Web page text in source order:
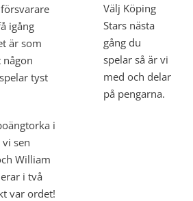
igång
är som
tyst
i
sen
William
i två
var ordet!
Välj Köping
Stars nästa
gång du
spelar så är vi
med och delar
på pengarna.